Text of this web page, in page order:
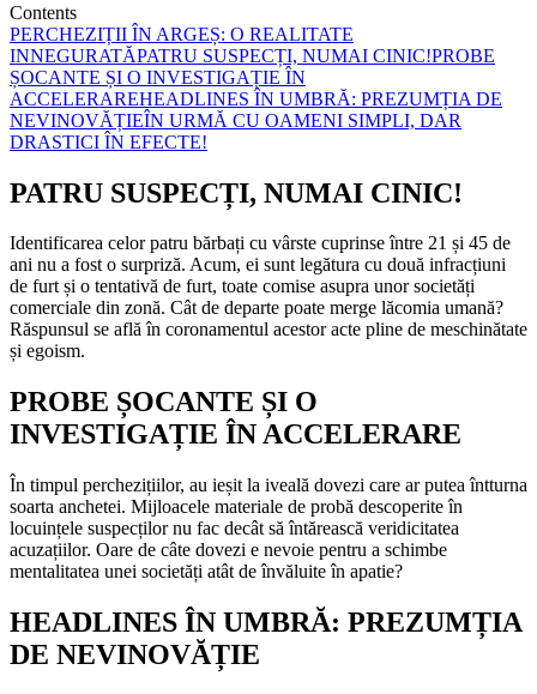
Contents
PERCHEZIȚII ÎN ARGEȘ: O REALITATE
INNEGURATĂPATRU SUSPECȚI, NUMAI CINIC!PROBE
ȘOCANTE ȘI O INVESTIGAȚIE ÎN
ACCELERAREHEADLINES ÎN UMBRĂ: PREZUMȚIA DE
NEVINOVĂȚIEÎN URMĂ CU OAMENI SIMPLI, DAR
DRASTICI ÎN EFECTE!
PATRU SUSPECȚI, NUMAI CINIC!
Identificarea celor patru bărbați cu vârste cuprinse între 21 și 45 de
ani nu a fost o surpriză. Acum, ei sunt legătura cu două infracțiuni
de furt și o tentativă de furt, toate comise asupra unor societăți
comerciale din zonă. Cât de departe poate merge lăcomia umană?
Răspunsul se află în coronamentul acestor acte pline de meschinătate
și egoism.
PROBE ȘOCANTE ȘI O
INVESTIGAȚIE ÎN ACCELERARE
În timpul perchezițiilor, au ieșit la iveală dovezi care ar putea întturna
soarta anchetei. Mijloacele materiale de probă descoperite în
locuințele suspecților nu fac decât să întărească veridicitatea
acuzațiilor. Oare de câte dovezi e nevoie pentru a schimbe
mentalitatea unei societăți atât de învăluite în apatie?
HEADLINES ÎN UMBRĂ: PREZUMȚIA
DE NEVINOVĂȚIE